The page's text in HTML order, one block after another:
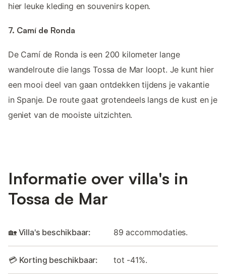
hier leuke kleding en souvenirs kopen.
7. Camí de Ronda
De Camí de Ronda is een 200 kilometer lange
wandelroute die langs Tossa de Mar loopt. Je kunt hier
een mooi deel van gaan ontdekken tijdens je vakantie
in Spanje. De route gaat grotendeels langs de kust en je
geniet van de mooiste uitzichten.
Informatie over villa's in
Tossa de Mar
🏡 Villa's beschikbaar: 89 accommodaties.
💳 Korting beschikbaar: tot -41%.